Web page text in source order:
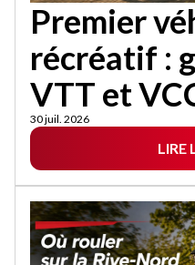
Premier
récréatif :
VTT et
30 juil. 2026
LIRE